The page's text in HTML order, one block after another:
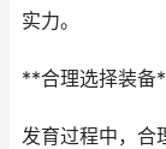
实力。
**合理选择装备
发育过程中，合